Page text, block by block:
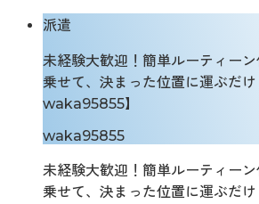
派遣
未経験大歓迎！簡単ルーティー
乗せて、決まった位置に運ぶだ
waka95855】
waka95855
未経験大歓迎！簡単ルーティー
乗せて、決まった位置に運ぶだ